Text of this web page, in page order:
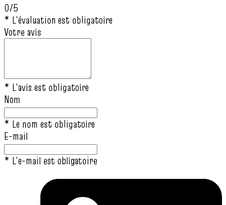
0/5
* L‘évaluation est obligatoire
Votre avis
* L‘avis est obligatoire
Nom
* Le nom est obligatoire
E-mail
* L‘e-mail est obligatoire